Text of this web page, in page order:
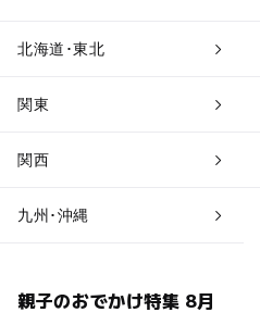
北海道･東北
関東
関西
九州･沖縄
親子のおでかけ特集 8月